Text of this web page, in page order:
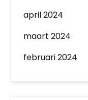
april 2024
maart 2024
februari 2024